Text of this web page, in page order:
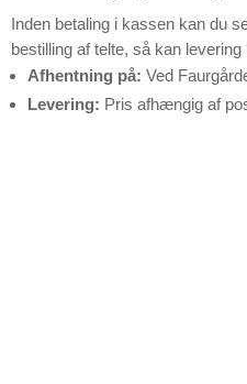
Inden betaling i kassen kan du
bestilling af telte, så kan
Afhentning på: Ved
Levering: Pris afhængig af